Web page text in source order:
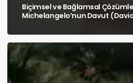
Biçimsel ve Bağlamsal
Michelangelo’nun Davut